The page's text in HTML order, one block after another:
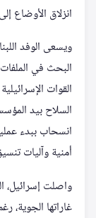
انزلاق الأوضاع
ويسعى الوفد
البحث في
القوات
السلاح بيد
انسحاب ببدء
أمنية وآليات
واصلت إسرائيل،
غاراتها الجوية،